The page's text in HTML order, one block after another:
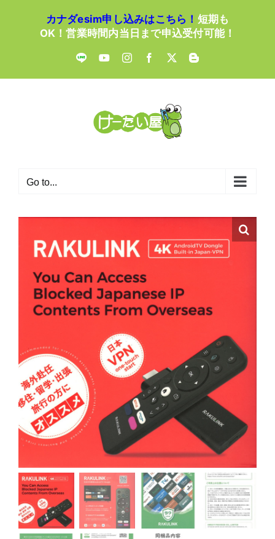
カナダesim申し込みはこちら！ 短期も
OK！営業時間内当日まで申込受付可能！
LINE YouTubeInstagramFacebook
X Blogger
Go to...